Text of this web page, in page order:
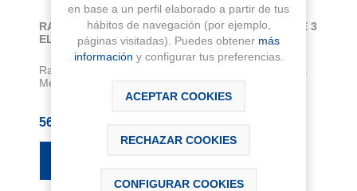
RADIADOR DE ALUMINIO CONDAL 60 ALTURA DE 3
ELEMENTOS
Radiador formado por elementos acoplables entre si.
Medida del elemento 80 mm. Color blanc...
56,16 € IVA Inc.
en base a un perfil elaborado a partir de tus
hábitos de navegación (por ejemplo,
páginas visitadas). Puedes obtener más
información y configurar tus preferencias.
ACEPTAR COOKIES
RECHAZAR COOKIES
CONFIGURAR COOKIES